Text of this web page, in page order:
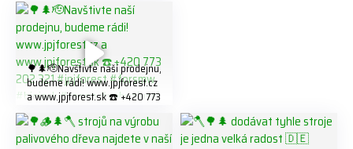
K8W5t7i6o ☎️ +420 773 202
321 #jpjforest #forsmw
#firewood #
🌳🌲🫡Navštivte naší prodejnu,
budeme rádi! www.jpjforest.cz
a www.jpjforest.sk ☎️ +420 773
#biojack #regon #vahvajussi